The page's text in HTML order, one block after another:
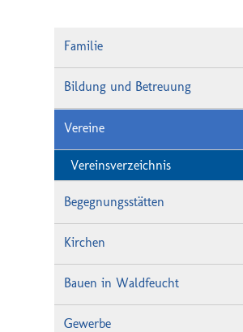
Familie
Bildung und Betreuung
Vereine
Vereinsverzeichnis
Begegnungsstätten
Kirchen
Bauen in Waldfeucht
Gewerbe